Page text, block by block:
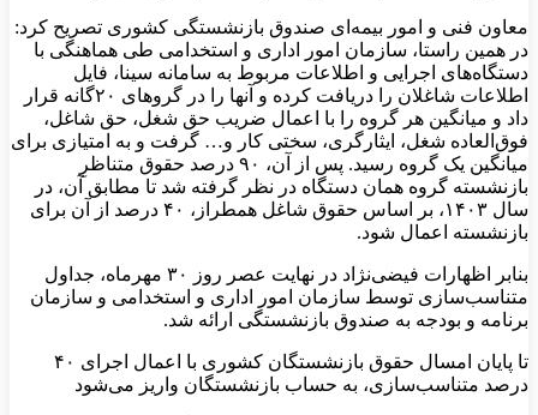
معاون فنی و امور بیمه‌ای صندوق بازنشستگی کشوری تصریح کرد:
در همین راستا، سازمان امور اداری و استخدامی طی هماهنگی با
دستگاه‌های اجرایی و اطلاعات مربوط به سامانه سینا، فایل
اطلاعات شاغلان را دریافت کرده و آنها را در گروهای ۲۰گانه قرار
داد و میانگین هر گروه را با اعمال ضریب حق شغل، حق شاغل،
فوق‌العاده شغل، ایثارگری، سختی کار و… گرفت و به امتیازی برای
میانگین یک گروه رسید. پس از آن، ۹۰ درصد حقوق متناظرِ
بازنشسته گروه همان دستگاه در نظر گرفته شد تا مطابق آن، در
سال ۱۴۰۳، بر اساس حقوق شاغل همطراز، ۴۰ درصد از آن برای
بازنشسته اعمال شود.
بنابر اظهارات فیضی‌نژاد در نهایت عصر روز ۳۰ مهرماه، جداول
متناسب‌سازی توسط سازمان امور اداری و استخدامی و سازمان
برنامه و بودجه به صندوق بازنشستگی ارائه شد.
تا پایان امسال حقوق بازنشستگان کشوری با اعمال اجرای ۴۰
درصد متناسب‌سازی، به حساب بازنشستگان واریز می‌شود